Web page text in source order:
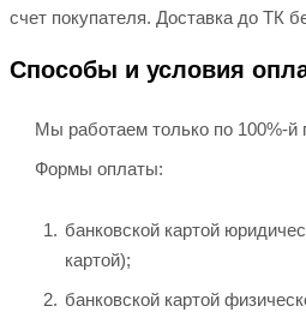
счет покупателя. Доставка до ТК
Способы и условия
Мы работаем только по 100%-й
Формы оплаты:
банковской картой
картой);
банковской картой